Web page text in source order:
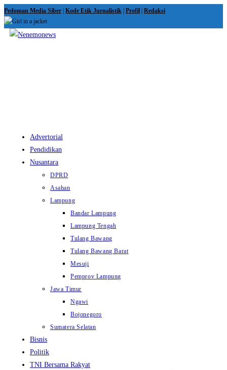
Skip
to
content
Pedoman Media Siber Kode Etik Jurnalistik Profil Redaksi
Advertorial
Pendidikan
Nusantara
DPRD
Asahan
Lampung
Bandar Lampung
Lampung Tengah
Tulang Bawang
Tulang Bawang Barat
Mesuji
Pemprov Lampung
Jawa Timur
Ngawi
Bojonegoro
Sumatera Selatan
Bisnis
Politik
TNI Bersama Rakyat